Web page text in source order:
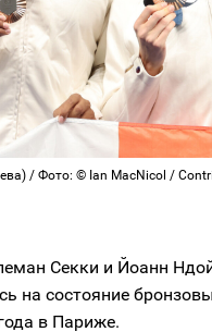
/ Фото: © Ian MacNicol /
Секки и Йоанн
на состояние
в Париже.